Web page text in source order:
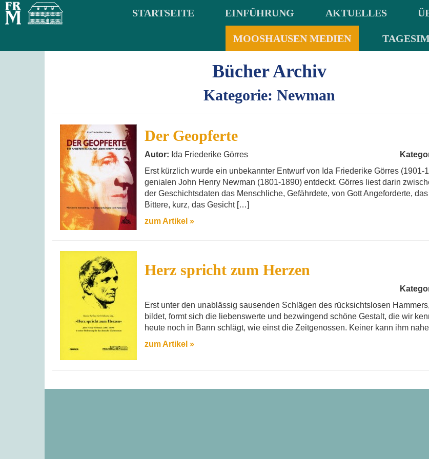
STARTSEITE EINFÜHRUNG AKTUELLES
MOOSHAUSEN MEDIEN
Bücher Archiv
Kategorie: Newman
Der Geopferte
Autor: Ida Friederike Görres
Erst kürzlich wurde ein unbekannter Entwurf von Ida Friederike Görres (1901-
genialen John Henry Newman (1801-1890) entdeckt. Görres liest darin
der Geschichtsdaten das Menschliche, Gefährdete, von Gott Angeforderte,
Bittere, kurz, das Gesicht […]
zum Artikel »
Herz spricht zum Herzen
Erst unter den unablässig sausenden Schlägen des rücksichtslosen
bildet, formt sich die liebenswerte und bezwingend schöne Gestalt, die wir
heute noch in Bann schlägt, wie einst die Zeitgenossen. Keiner kann ihm
zum Artikel »